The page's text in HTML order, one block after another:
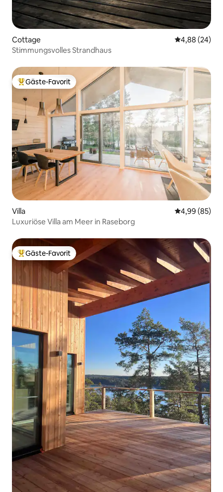
Cottage
4,88 (24)
Stimmungsvolles Strandhaus
Beliebter Gäste-Favorit.
Gäste-Favorit
Villa
4,99 (85)
Luxuriöse Villa am Meer in Raseborg
Beliebter Gäste-Favorit.
Gäste-Favorit